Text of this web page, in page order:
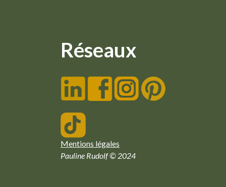
Réseaux
Mentions légales
Pauline Rudolf © 2024